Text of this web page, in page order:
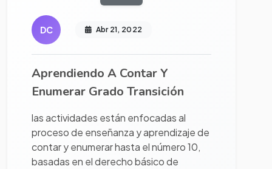
DC Abr 21, 2022
Aprendiendo A Contar Y
Enumerar Grado Transición
las actividades están enfocadas al
proceso de enseñanza y aprendizaje de
contar y enumerar hasta el número 10,
basadas en el derecho básico de